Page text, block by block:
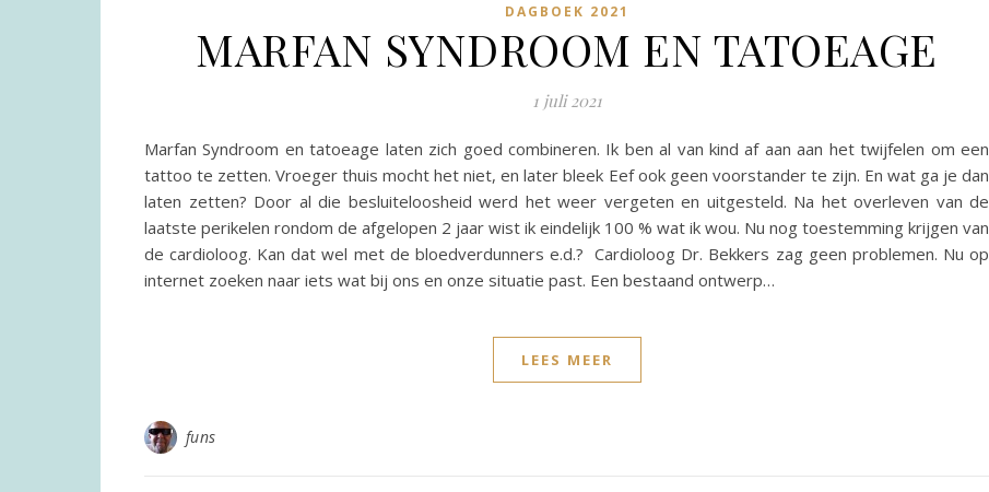
DAGBOEK 2021
MARFAN SYNDROOM EN TATOEAGE
1 juli 2021
Marfan Syndroom en tatoeage laten zich goed combineren. Ik ben al van kind af aan aan het twijfelen om een
tattoo te zetten. Vroeger thuis mocht het niet, en later bleek Eef ook geen voorstander te zijn. En wat ga je dan
laten zetten? Door al die besluiteloosheid werd het weer vergeten en uitgesteld. Na het overleven van de
laatste perikelen rondom de afgelopen 2 jaar wist ik eindelijk 100 % wat ik wou. Nu nog toestemming krijgen van
de cardioloog. Kan dat wel met de bloedverdunners e.d.? Cardioloog Dr. Bekkers zag geen problemen. Nu op
internet zoeken naar iets wat bij ons en onze situatie past. Een bestaand ontwerp…
LEES MEER
funs